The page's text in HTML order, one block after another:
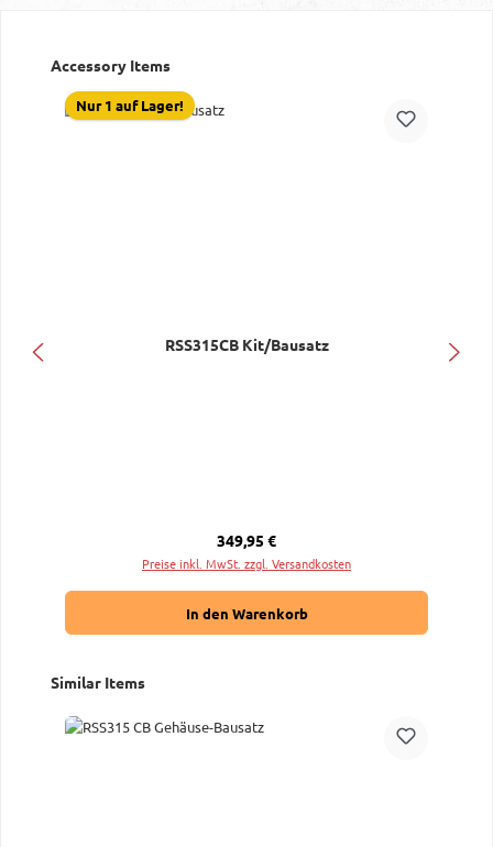
Produktgalerie überspringen
Accessory Items
Nur 1 auf Lager!
RSS315CB Kit/Bausatz
Regulärer Preis:
349,95 €
Preise inkl. MwSt. zzgl. Versandkosten
In den Warenkorb
Produktgalerie überspringen
Similar Items